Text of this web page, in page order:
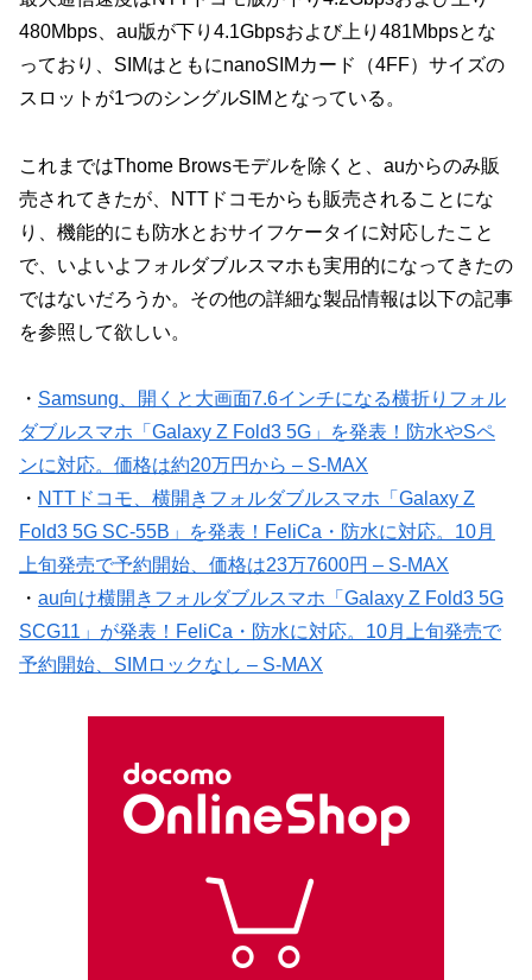
480Mbps、au版が下り4.1Gbpsおよび上り481Mbpsとな
っており、SIMはともにnanoSIMカード（4FF）サイズの
スロットが1つのシングルSIMとなっている。
これまではThome Browsモデルを除くと、auからのみ販
売されてきたが、NTTドコモからも販売されることにな
り、機能的にも防水とおサイフケータイに対応したこと
で、いよいよフォルダブルスマホも実用的になってきたの
ではないだろうか。その他の詳細な製品情報は以下の記事
を参照して欲しい。
・ Samsung、開くと大画面7.6インチになる横折りフォル
ダブルスマホ「Galaxy Z Fold3 5G」を発表！防水やSペ
ンに対応。価格は約20万円から – S-MAX
・ NTTドコモ、横開きフォルダブルスマホ「Galaxy Z
Fold3 5G SC-55B」を発表！FeliCa・防水に対応。10月
上旬発売で予約開始、価格は23万7600円 – S-MAX
・ au向け横開きフォルダブルスマホ「Galaxy Z Fold3 5G
SCG11」が発表！FeliCa・防水に対応。10月上旬発売で
予約開始、SIMロックなし – S-MAX